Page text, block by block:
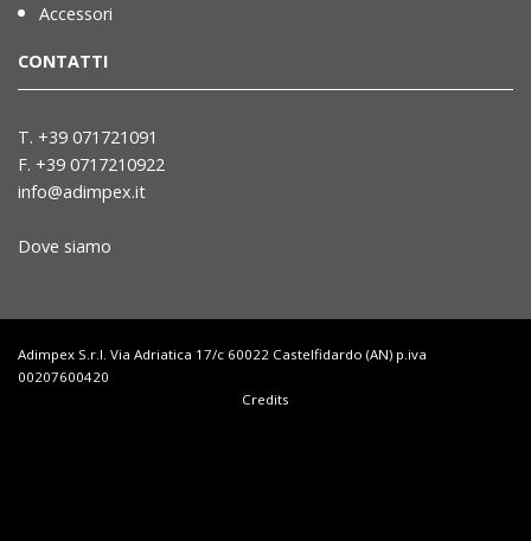
Accessori
CONTATTI
T. +39 071721091
F. +39 0717210922
info@adimpex.it
Dove siamo
Adimpex S.r.l. Via Adriatica 17/c 60022 Castelfidardo (AN) p.iva
00207600420
Credits